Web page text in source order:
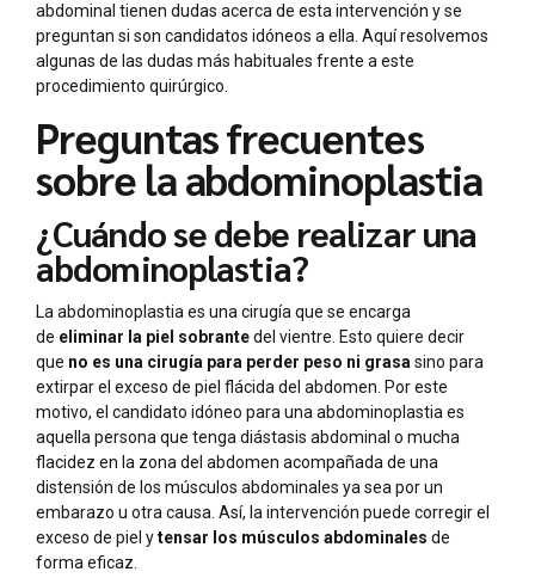
abdominal tienen dudas acerca de esta intervención y se
preguntan si son candidatos idóneos a ella. Aquí resolvemos
algunas de las dudas más habituales frente a este
procedimiento quirúrgico.
Preguntas frecuentes
sobre la abdominoplastia
¿Cuándo se debe realizar una
abdominoplastia?
La abdominoplastia es una cirugía que se encarga
de eliminar la piel sobrantedel vientre. Esto quiere decir
que no es una cirugía para perder peso ni grasa sino para
extirpar el exceso de piel flácida del abdomen. Por este
motivo, el candidato idóneo para una abdominoplastia es
aquella persona que tenga diástasis abdominal o mucha
flacidez en la zona del abdomen acompañada de una
distensión de los músculos abdominales ya sea por un
embarazo u otra causa. Así, la intervención puede corregir el
exceso de piel ytensar los músculos abdominales de
forma eficaz.